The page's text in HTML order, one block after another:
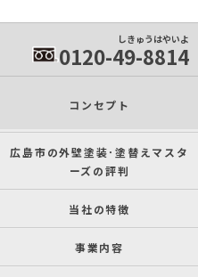
しきゅうはやいよ
0120-49-8814
コンセプト
広島市の外壁塗装･塗替えマスタ
ーズの評判
当社の特徴
事業内容